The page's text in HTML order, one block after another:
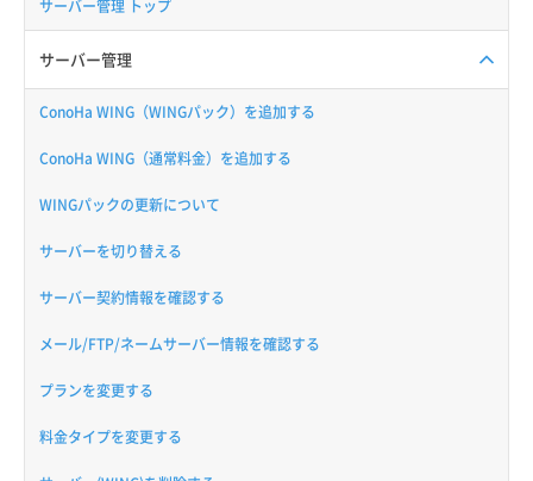
サーバー管理 トップ
サーバー管理
ConoHa WING（WINGパック）を追加する
ConoHa WING（通常料金）を追加する
WINGパックの更新について
サーバーを切り替える
サーバー契約情報を確認する
メール/FTP/ネームサーバー情報を確認する
プランを変更する
料金タイプを変更する